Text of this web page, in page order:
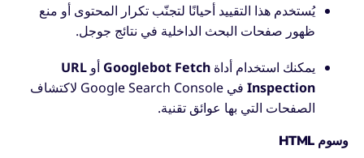
يُستخدم هذا التقييد أحيانًا لتجنّب تكرار المحتوى أو منع
ظهور صفحات البحث الداخلية في نتائج جوجل.
يمكنك استخدام أداة Googlebot Fetch أو URL
Inspection
في Google Search Console لاكتشاف
الصفحات التي بها عوائق تقنية.
وسوم HTML